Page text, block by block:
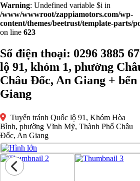
Warning: Undefined variable $i in
/www/wwwroot/zappiamotors.com/wp-
content/themes/beetrust/template-parts/
on line 623
Số điện thoại: 0296 3885
lộ 91, khóm 1, phường
Châu Đốc, An Giang +
Giang
Tuyến tránh Quốc lộ 91, Khóm Hòa
Bình, phường Vĩnh Mỹ, Thành Phố Châu
Đốc, An Giang